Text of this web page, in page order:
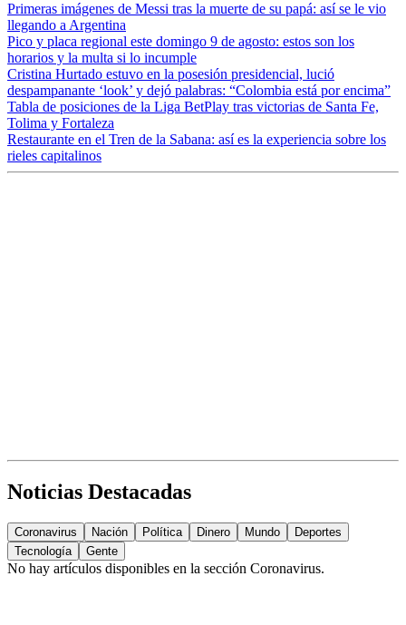
Primeras imágenes de Messi tras la muerte de su papá: así se le vio
llegando a Argentina
Pico y placa regional este domingo 9 de agosto: estos son los
horarios y la multa si lo incumple
Cristina Hurtado estuvo en la posesión presidencial, lució
despampanante ‘look’ y dejó palabras: “Colombia está por encima”
Tabla de posiciones de la Liga BetPlay tras victorias de Santa Fe,
Tolima y Fortaleza
Restaurante en el Tren de la Sabana: así es la experiencia sobre los
rieles capitalinos
Noticias Destacadas
Coronavirus Nación Política Dinero Mundo
Deportes
Tecnología
Gente
No hay artículos disponibles en la sección Coronavirus.